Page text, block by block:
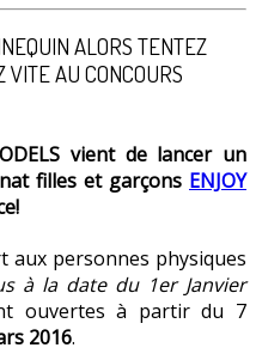
ALORS TENTEZ
AU CONCOURS
vient de lancer un
filles et garçons ENJOY
aux personnes physiques
à la date du 1er Janvier
ouvertes à partir du 7
2016.